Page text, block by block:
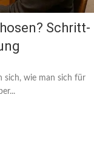
Schritt-
sich, wie man sich für